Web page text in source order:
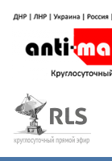
содержимому
на Украине
гражданской войне
ЛНР и других